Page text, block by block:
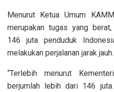
Menurut Ketua Umum
merupakan tugas yang
146 juta penduduk
melakukan perjalanan jarak jauh.
“Terlebih menurut
berjumlah lebih dari 146